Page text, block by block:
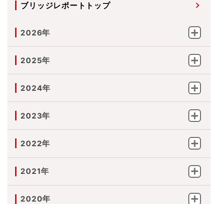
ブリッジレポートトップ
2026年
2025年
2024年
2023年
2022年
2021年
2020年